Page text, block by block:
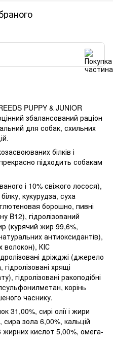
PUPPY & JUNIOR
збалансований раціон
для собак, схильних
білків і
підходить собакам
і 10% свіжого лосося),
кукурудза, суха
борошно, пивні
B12), гідролізований
(курячий жир 99,6%,
антиоксидантів),
волокон), КІС
дріжджі (джерело
хрящі
гідролізовані ракоподібні
корінь
часнику.
31,00%, сирі олії і жири
сира зола 6,00%, кальцій
кислот 5,00%, омега-